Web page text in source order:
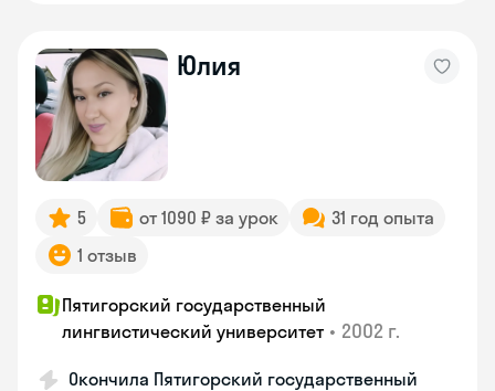
Юлия
5 от 1090 ₽ за урок
31 год опыта
1 отзыв
Пятигорский государственный
лингвистический университет • 2002 г.
Окончила Пятигорский государственный